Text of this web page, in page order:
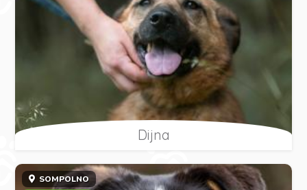
Dijna
SOMPOLNO